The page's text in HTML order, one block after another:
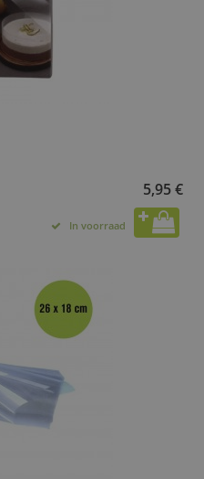
5,95 €
In voorraad